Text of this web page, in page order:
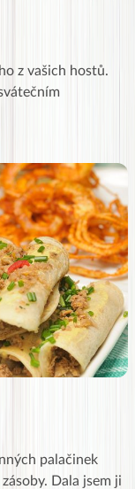
z vašich hostů.
palačinek
Dala jsem ji